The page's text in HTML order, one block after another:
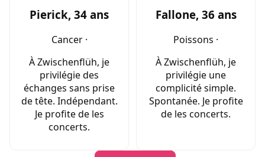
Pierick, 34 ans
Cancer ·
À Zwischenflüh, je
privilégie des
échanges sans prise
de tête. Indépendant.
Je profite de les
concerts.
Fallone, 36 ans
Poissons ·
À Zwischenflüh, je
privilégie une
complicité simple.
Spontanée. Je profite
de les concerts.